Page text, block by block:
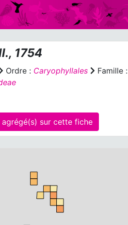
1754
Ordre : Caryophyllales Famille :
taxon(s) inférieur(s) agrégé(s) sur cette fiche